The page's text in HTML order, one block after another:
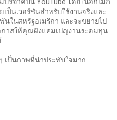
บริจาคบน YouTube โดยในอีกไม่กี่
ป็นเวอร์ชันสำหรับใช้งานจริงและ
นในสหรัฐอเมริกา และจะขยายไป
กาสให้คุณฝังแคมเปญงานระดมทุน
เป็นภาพที่น่าประทับใจมาก